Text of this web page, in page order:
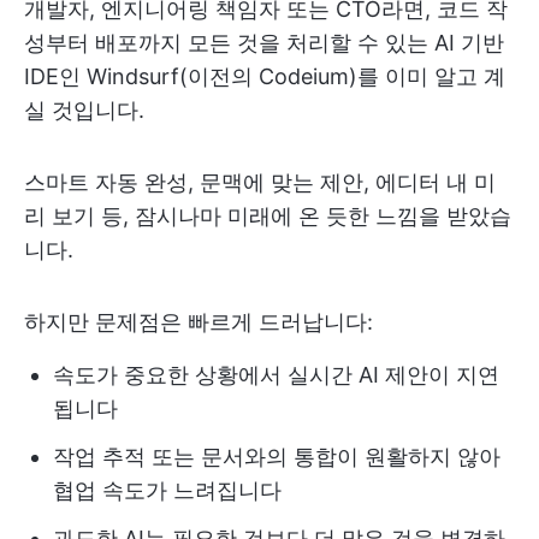
개발자, 엔지니어링 책임자 또는 CTO라면, 코드 작
성부터 배포까지 모든 것을 처리할 수 있는 AI 기반
IDE인 Windsurf(이전의 Codeium)를 이미 알고 계
실 것입니다.
스마트 자동 완성, 문맥에 맞는 제안, 에디터 내 미
리 보기 등, 잠시나마 미래에 온 듯한 느낌을 받았습
니다.
하지만 문제점은 빠르게 드러납니다:
속도가 중요한 상황에서 실시간 AI 제안이 지연
됩니다
작업 추적 또는 문서와의 통합이 원활하지 않아
협업 속도가 느려집니다